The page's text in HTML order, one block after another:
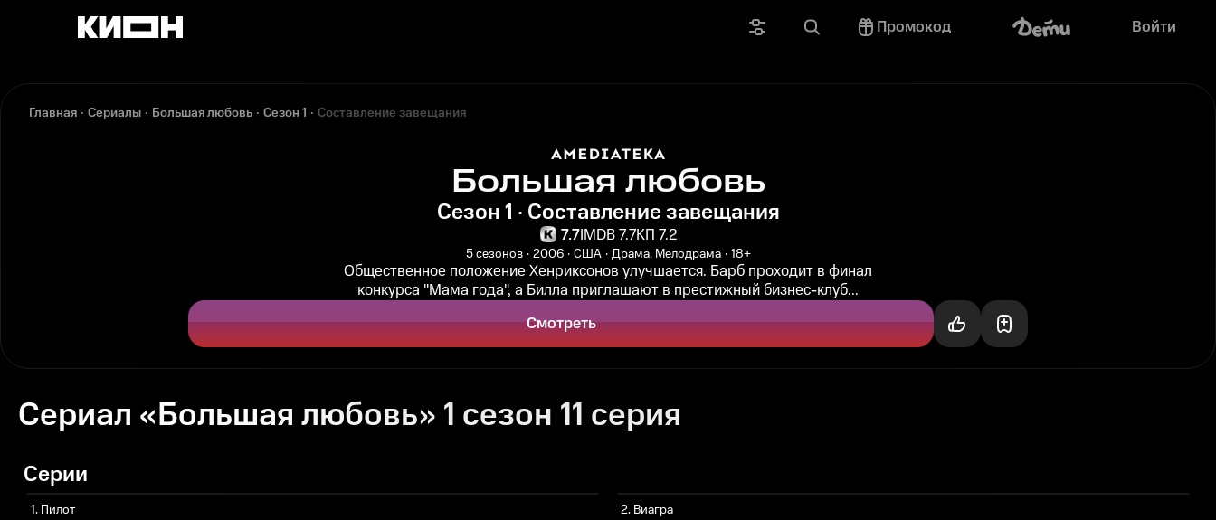
Промокод Войти
Главная Сериалы Большая любовь Сезон 1 Составление завещания
Большая любовь
Сезон 1 · Составление завещания
7.7IMDB 7.7КП 7.2
5 сезонов 2006 США Драма, Мелодрама 18+
Общественное положение Хенриксонов улучшается. Барб проходит в финал
конкурса "Мама года", а Билла приглашают в престижный бизнес-клуб...
Смотреть
Сериал «Большая любовь» 1 сезон 11 серия
Серии
1. Пилот 2. Виагра